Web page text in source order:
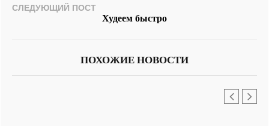
СЛЕДУЮЩИЙ ПОСТ
Худеем быстро
ПОХОЖИЕ НОВОСТИ